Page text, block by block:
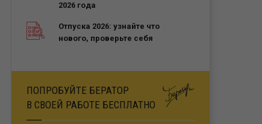
2026 года
Отпуска 2026: узнайте что
нового, проверьте себя
ПОПРОБУЙТЕ БЕРАТОР
В СВОЕЙ РАБОТЕ БЕСПЛАТНО